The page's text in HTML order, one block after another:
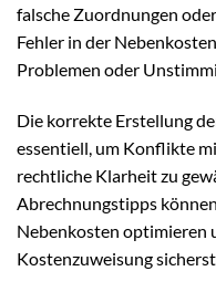
falsche Zuordnungen
Fehler in der
Problemen oder
Die korrekte Erstellung
essentiell, um Konflikte
rechtliche Klarheit zu
Abrechnungstipps
Nebenkosten optimieren
Kostenzuweisung